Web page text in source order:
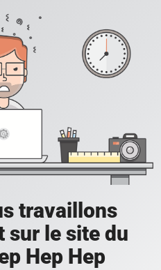
travaillons
sur le site du
Hep Hep